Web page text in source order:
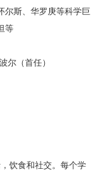
尔斯、华罗庚等科学巨
等
尔（首任）
饮食和社交。每个学